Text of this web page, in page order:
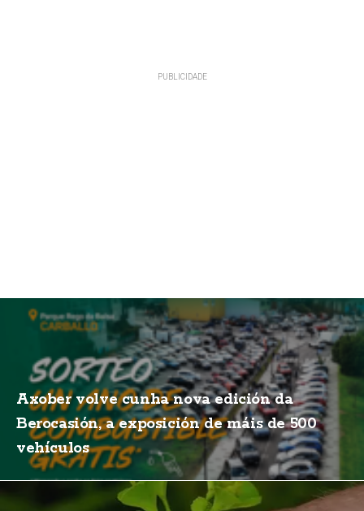
Axober volve cunha nova edición da
Berocasión, a exposición de máis de 500
vehículos